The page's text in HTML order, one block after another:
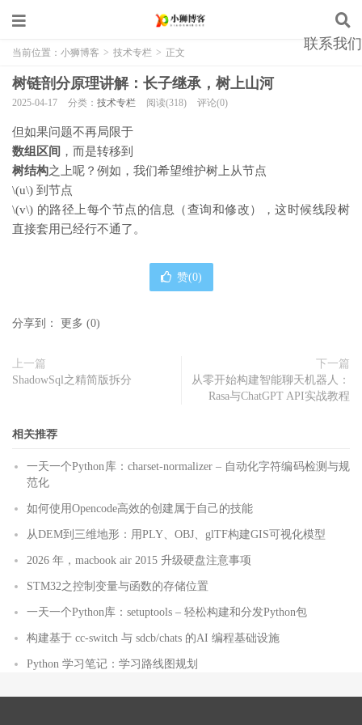
联系我们
当前位置： 小狮博客 > 技术专栏 > 正文
树链剖分原理讲解：长子继承，树上山河
2025-04-17 分类： 技术专栏 阅读(318) 评论(0)
但如果问题不再局限于
数组区间 ，而是转移到
树结构之上呢？例如，我们希望维护树上从节点
\(u\) 到节点
\(v\) 的路径上每个节点的信息（查询和修改），这时候线段树
直接套用已经行不通了。
赞(0)
分享到： 更多 (0)
上一篇
ShadowSql之精简版拆分
下一篇
从零开始构建智能聊天机器人：
Rasa与ChatGPT API实战教程
相关推荐
一天一个Python库：charset-normalizer – 自动化字符编码检测与规
范化
如何使用Opencode高效的创建属于自己的技能
从DEM到三维地形：用PLY、OBJ、glTF构建GIS可视化模型
2026 年，macbook air 2015 升级硬盘注意事项
STM32之控制变量与函数的存储位置
一天一个Python库：setuptools – 轻松构建和分发Python包
构建基于 cc-switch 与 sdcb/chats 的AI 编程基础设施
Python 学习笔记：学习路线图规划